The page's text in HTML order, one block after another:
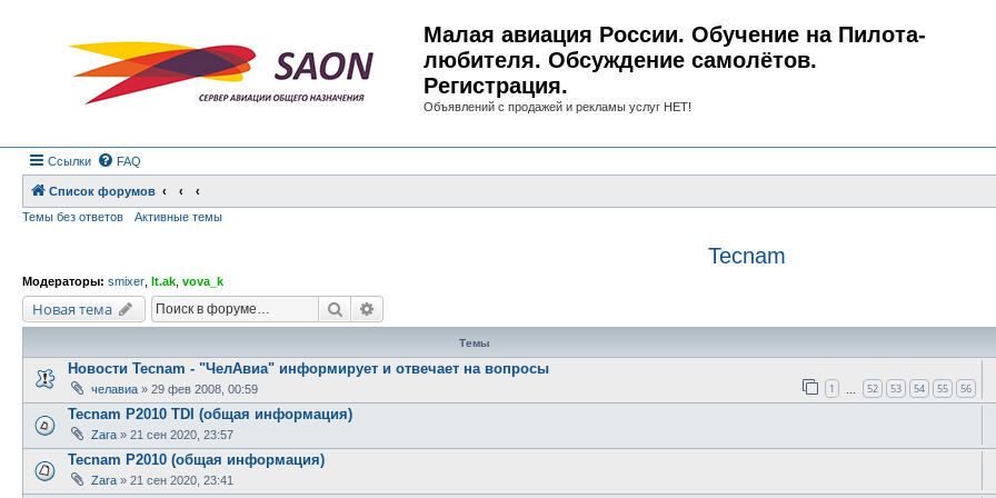
Малая авиация России. Обучение на Пилота-
любителя. Обсуждение самолётов.
Регистрация.
Объявлений с продажей и рекламы услуг НЕТ!
Ссылки FAQ
Список форумов
Темы без ответов
Активные темы
Tecnam
Модераторы: smixer lt.ak vova_k
Новая тема Поиск
Темы
Новости Tecnam - "ЧелАвиа" информирует и отвечает на вопросы
челавиа » 29 фев 2008, 00:59 1 52 53 54 55 56
Tecnam P2010 TDI (общая информация)
Zara » 21 сен 2020, 23:57
Tecnam P2010 (общая информация)
Zara » 21 сен 2020, 23:41